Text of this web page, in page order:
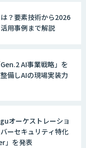
？要素技術から2026
用事例まで解説
AI事業戦略」を
備しAIの現場実装力
オーケストレーショ
ーセキュリティ特化
」を発表